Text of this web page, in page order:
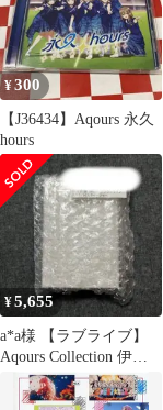
¥300
【J36434】Aqours 永久
hours
¥5,655
a*a様 【ラブライブ】
Aqours Collection 伊波
杏樹 モバイルチ